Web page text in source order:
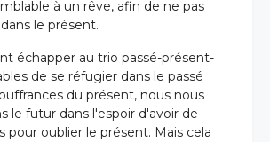
à un rêve, afin de ne pas
le présent.
échapper au trio passé-présent-
de se réfugier dans le passé
du présent, nous nous
le futur dans l'espoir d'avoir de
pour oublier le présent. Mais cela